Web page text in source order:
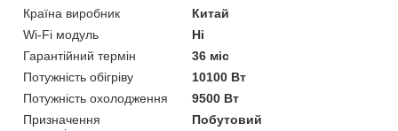
Країна виробник
Китай
Wi-Fi модуль
Ні
Гарантійний термін
36 міс
Потужність обігріву
10100 Вт
Потужність охолодження
9500 Вт
Призначення
Побутовий